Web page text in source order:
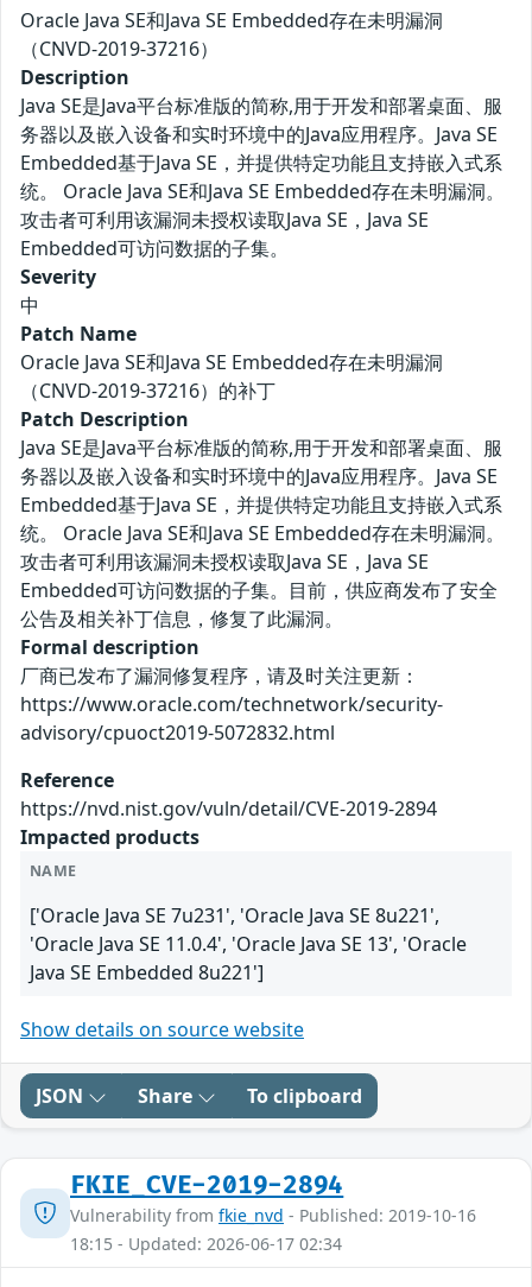
Oracle Java SE和Java SE Embedded存在未明漏洞
（CNVD-2019-37216）
Description
Java SE是Java平台标准版的简称,用于开发和部署桌面、服
务器以及嵌入设备和实时环境中的Java应用程序。Java SE
Embedded基于Java SE，并提供特定功能且支持嵌入式系
统。 Oracle Java SE和Java SE Embedded存在未明漏洞。
攻击者可利用该漏洞未授权读取Java SE，Java SE
Embedded可访问数据的子集。
Severity
中
Patch Name
Oracle Java SE和Java SE Embedded存在未明漏洞
（CNVD-2019-37216）的补丁
Patch Description
Java SE是Java平台标准版的简称,用于开发和部署桌面、服
务器以及嵌入设备和实时环境中的Java应用程序。Java SE
Embedded基于Java SE，并提供特定功能且支持嵌入式系
统。 Oracle Java SE和Java SE Embedded存在未明漏洞。
攻击者可利用该漏洞未授权读取Java SE，Java SE
Embedded可访问数据的子集。目前，供应商发布了安全
公告及相关补丁信息，修复了此漏洞。
Formal description
厂商已发布了漏洞修复程序，请及时关注更新：
https://www.oracle.com/technetwork/security-
advisory/cpuoct2019-5072832.html
Reference
https://nvd.nist.gov/vuln/detail/CVE-2019-2894
Impacted products
NAME
['Oracle Java SE 7u231', 'Oracle Java SE 8u221',
'Oracle Java SE 11.0.4', 'Oracle Java SE 13', 'Oracle
Java SE Embedded 8u221']
Show details on source website
JSON Share To clipboard
FKIE_CVE-2019-2894
Vulnerability from fkie_nvd - Published: 2019-10-16
18:15 - Updated: 2026-06-17 02:34